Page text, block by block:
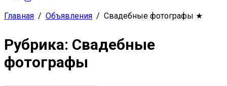
Главная Объявления Свадебные фотографы ★
Рубрика: Свадебные
фотографы